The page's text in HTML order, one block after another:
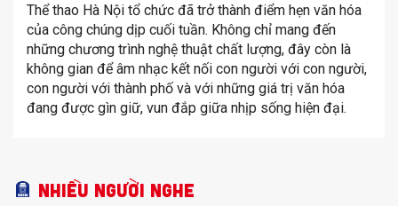
Thể thao Hà Nội tổ chức đã trở thành điểm hẹn văn hóa
của công chúng dịp cuối tuần. Không chỉ mang đến
những chương trình nghệ thuật chất lượng, đây còn là
không gian để âm nhạc kết nối con người với con người,
con người với thành phố và với những giá trị văn hóa
đang được gìn giữ, vun đắp giữa nhịp sống hiện đại.
Nhiều người nghe